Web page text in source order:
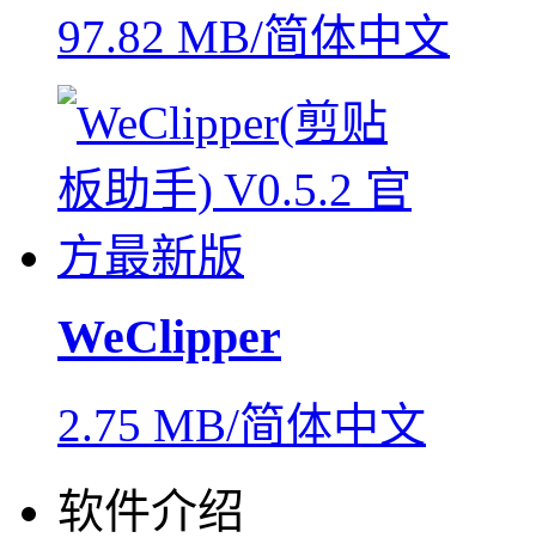
97.82 MB/简体中文
WeClipper
2.75 MB/简体中文
软件介绍